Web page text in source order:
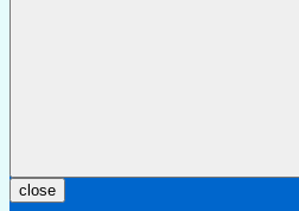
close